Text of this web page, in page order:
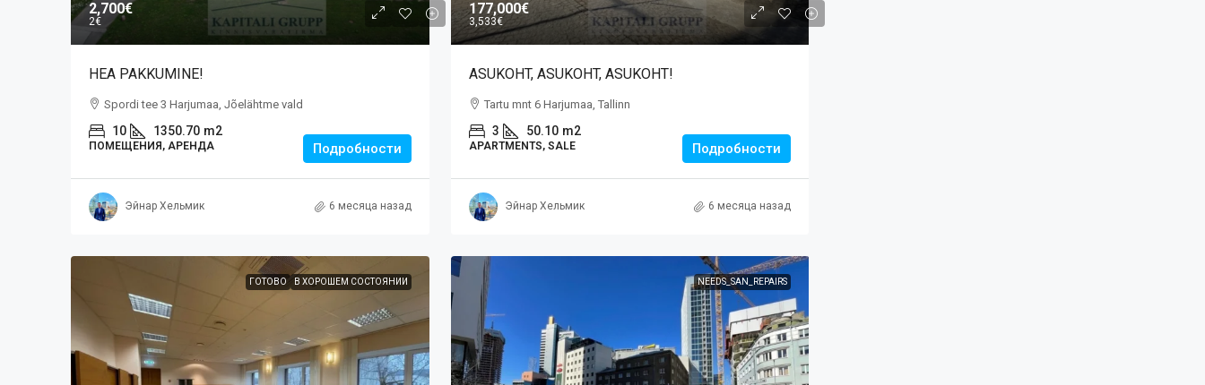
2,700€
2€
HEA PAKKUMINE!
Spordi tee 3 Harjumaa, Jõelähtme vald
10 1350.70 m2
ПОМЕЩЕНИЯ, АРЕНДА Подробности
Эйнар Хельмик 6 месяца назад
177,000€
3,533€
ASUKOHT, ASUKOHT, ASUKOHT!
Tartu mnt 6 Harjumaa, Tallinn
3 50.10 m2
APARTMENTS, SALE Подробности
Эйнар Хельмик 6 месяца назад
ГОТОВО В ХОРОШЕМ СОСТОЯНИИ NEEDS_SAN_REPAIRS